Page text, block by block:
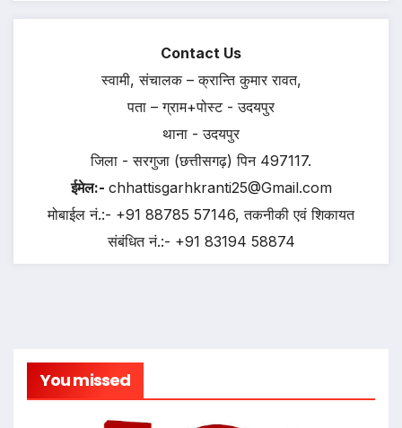
Contact Us
स्वामी, संचालक – क्रान्ति कुमार रावत,
पता – ग्राम+पोस्ट - उदयपुर
थाना - उदयपुर
जिला - सरगुजा (छत्तीसगढ़) पिन 497117.
ईमेल:- chhattisgarhkranti25@Gmail.com
मोबाईल नं.:- +91 88785 57146, तकनीकी एवं शिकायत
संबंधित नं.:- +91 83194 58874
You missed